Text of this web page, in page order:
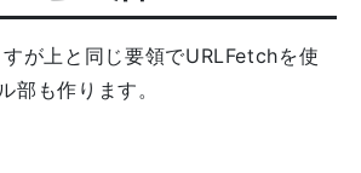
が上と同じ要領でURLFetchを使
部も作ります。